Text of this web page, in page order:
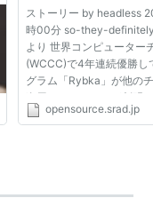
ストーリー by headless
時00分 so-they-
より 世界コンピューター
(WCCC)で4年連続優勝し
グラム「Rybka」が他の
盗用していたことが判明
び優勝が取り消され、作
opensource.srad.jp